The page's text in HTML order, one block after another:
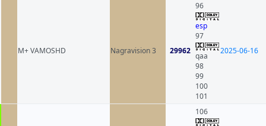
M+ VAMOSHD Nagravision 3 29962
96
esp
97
qaa
98
99
100
101
2025-06-16
106